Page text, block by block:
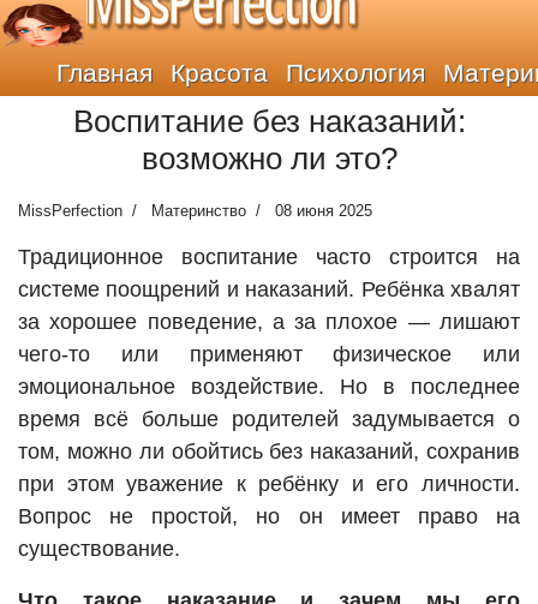
Главная Красота Психология
Воспитание без наказаний:
возможно ли это?
MissPerfection Материнство 08 июня 2025
Традиционное воспитание часто строится на
системе поощрений и наказаний. Ребёнка хвалят
за хорошее поведение, а за плохое — лишают
чего-то или применяют физическое или
эмоциональное воздействие. Но в последнее
время всё больше родителей задумывается о
том, можно ли обойтись без наказаний, сохранив
при этом уважение к ребёнку и его личности.
Вопрос не простой, но он имеет право на
существование.